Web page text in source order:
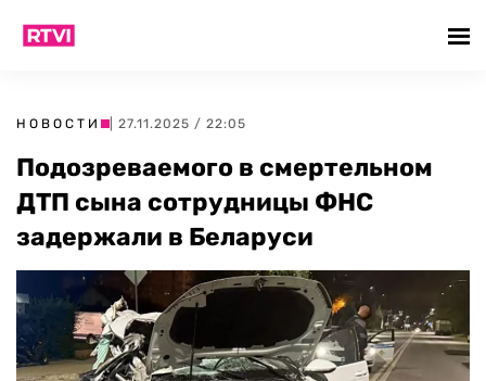
НОВОСТИ | 27.11.2025 / 22:05
Подозреваемого в смертельном
ДТП сына сотрудницы ФНС
задержали в Беларуси